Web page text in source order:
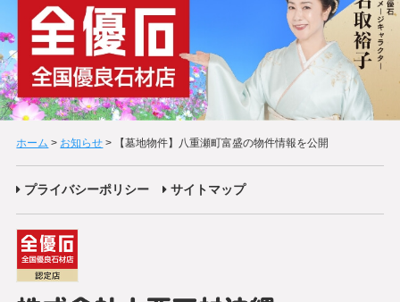
ホーム > お知らせ > 【墓地物件】八重瀬町富盛の物件情報を公開
プライバシーポリシー サイトマップ